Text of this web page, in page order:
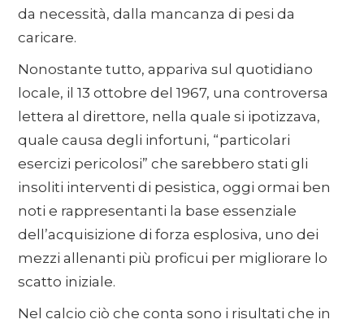
da necessità, dalla mancanza di pesi da
caricare.
Nonostante tutto, appariva sul quotidiano
locale, il 13 ottobre del 1967, una controversa
lettera al direttore, nella quale si ipotizzava,
quale causa degli infortuni, “particolari
esercizi pericolosi” che sarebbero stati gli
insoliti interventi di pesistica, oggi ormai ben
noti e rappresentanti la base essenziale
dell’acquisizione di forza esplosiva, uno dei
mezzi allenanti più proficui per migliorare lo
scatto iniziale.
Nel calcio ciò che conta sono i risultati che in